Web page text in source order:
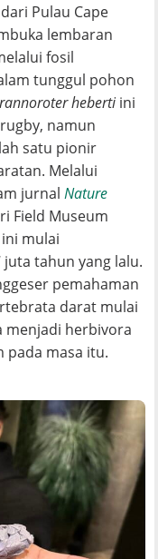
Pulau Cape
lembaran
fosil
tunggul pohon
heberti ini
namun
satu pionir
Melalui
jurnal Nature
Field Museum
mulai
tahun yang lalu.
pemahaman
darat mulai
menjadi herbivora
pada masa itu.